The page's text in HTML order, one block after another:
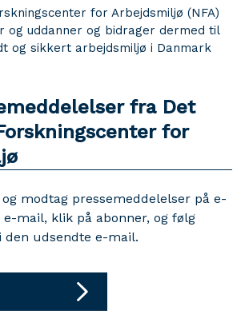
for Arbejdsmiljø (NFA)
og uddanner og bidrager dermed til
og sikkert arbejdsmiljø i Danmark
fra Det
for
modtag pressemeddelelser på e-
mail, klik på abonner, og følg
udsendte e-mail.